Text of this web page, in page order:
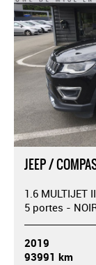
JEEP /
1.6 MULTIJET
5 portes -
2019
93991 km